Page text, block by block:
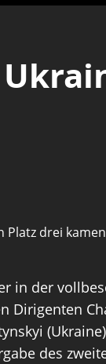
drei
in der
Dirigenten
des